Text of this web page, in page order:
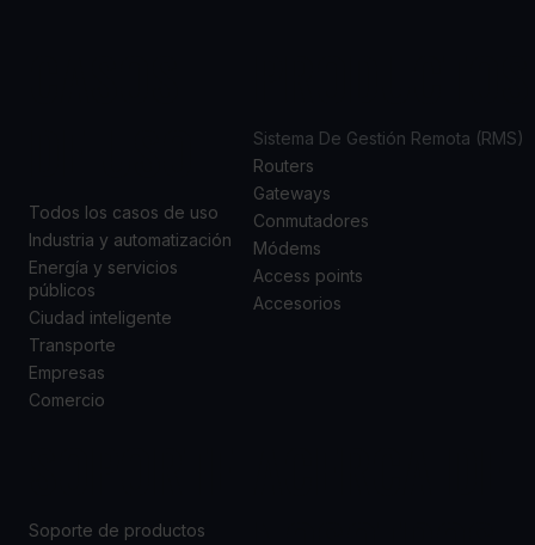
Todos los casos de uso
Industria y automatización
Energía y servicios
públicos
Ciudad inteligente
Transporte
Empresas
Comercio
Sistema De Gestión Remota (RMS)
Routers
Gateways
Conmutadores
Módems
Access points
Accesorios
Soporte de productos